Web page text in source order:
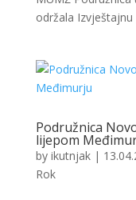
održala
Podružnica
lijepom
by ikutnjak|
Rok